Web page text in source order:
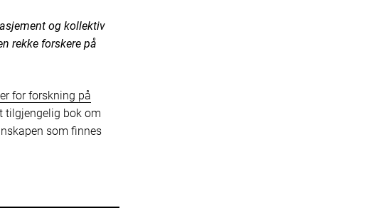
og kollektiv
rekke forskere på
for forskning på
tilgjengelig bok om
som finnes